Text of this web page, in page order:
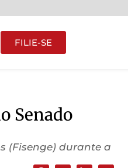
FILIE-SE
Senado
(Fisenge) durante a